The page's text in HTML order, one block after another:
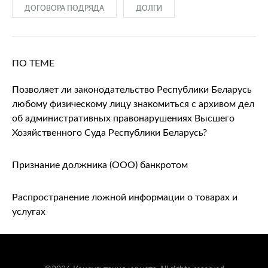
ДОГОВОРА ПОДРЯДА ДОЛГИ
ПО ТЕМЕ
Позволяет ли законодательство Республики Беларусь
любому физическому лицу знакомиться с архивом дел
об административных правонарушениях Высшего
Хозяйственного Суда Республики Беларусь?
Признание должника (ООО) банкротом
Распространение ложной информации о товарах и
услугах